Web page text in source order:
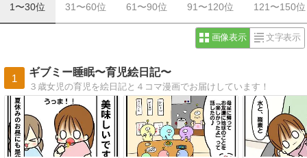
1〜30位 31〜60位 61〜90位 91〜120位 121〜150位
画像表示 文字表示
1
ギブミー睡眠〜育児絵日記〜
３歳女児の育児を絵日記と４コマ漫画でお届けしています！